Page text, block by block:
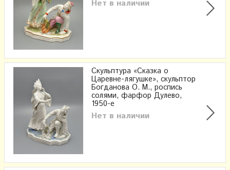
Нет в наличии
Скульптура «Сказка о
Царевне-лягушке», скульптор
Богданова О. М., роспись
солями, фарфор Дулево,
1950-е
Нет в наличии